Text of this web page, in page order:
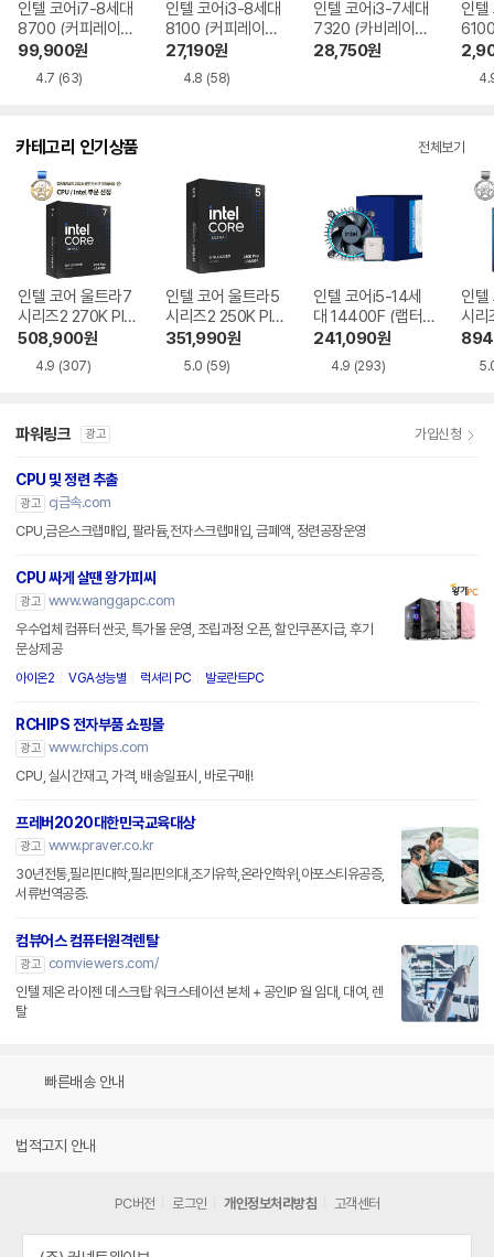
인텔 코어i7-8세대
8700 (커피레이크)
중고
99,900원
4.7 (63)
인텔 코어i3-8세대
8100 (커피레이크)
벌크
27,190원
4.8 (58)
인텔 코어i3-7세대
7320 (카비레이크)
중고
28,750원
인
크)
카테고리 인기상품 전체보기
인텔 코어 울트라7
시리즈2 270K Plu
s (애로우레이크 리
508,900원
4.9 (307)
인텔 코어 울트라5
시리즈2 250K Plu
s (애로우레이크 리
351,990원
5.0 (59)
인텔 코어i5-14세
대 14400F (랩터
레이크 리프레시)
241,090원
4.9 (293)
인텔
시리
로우
파워링크 광고 가입신청
CPU 및 정련 추출
광고
cj금속.com
CPU,금은스크랩매입, 팔라듐,전자스크랩매입, 금폐액, 정련공장운영
CPU 싸게 살땐 왕가피씨
광고
www.wanggapc.com
우수업체 컴퓨터 싼곳, 특가몰 운영, 조립과정 오픈, 할인쿠폰지급, 후기
문상제공
아이온2 VGA성능별 럭셔리 PC 발로란트PC
RCHIPS 전자부품 쇼핑몰
광고
www.rchips.com
CPU, 실시간재고, 가격, 배송일표시, 바로구매!
프레버2020대한민국교육대상
광고
www.praver.co.kr
30년전통,필리핀대학,필리핀의대,조기유학,온라인학위,아포스티유공증,
서류번역공증.
컴뷰어스 컴퓨터원격렌탈
광고
comviewers.com/
인텔 제온 라이젠 데스크탑 워크스테이션 본체 + 공인IP 월 임대, 대여, 렌
탈
빠른배송 안내
법적고지 안내
PC버전 로그인 개인정보처리방침 고객센터